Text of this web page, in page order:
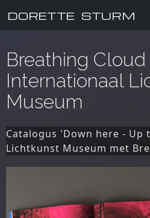
DORETTE STURM
Breathing
Internationaal
Museum
Catalogus 'Down here -
Lichtkunst Museum met